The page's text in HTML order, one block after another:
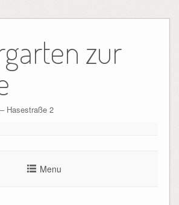
zur
Hasestraße 2
Menu